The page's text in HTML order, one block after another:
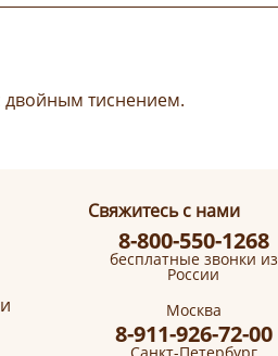
двойным тиснением.
Свяжитесь с нами
8-800-550-1268
бесплатные звонки из
России
Москва
8-911-926-72-00